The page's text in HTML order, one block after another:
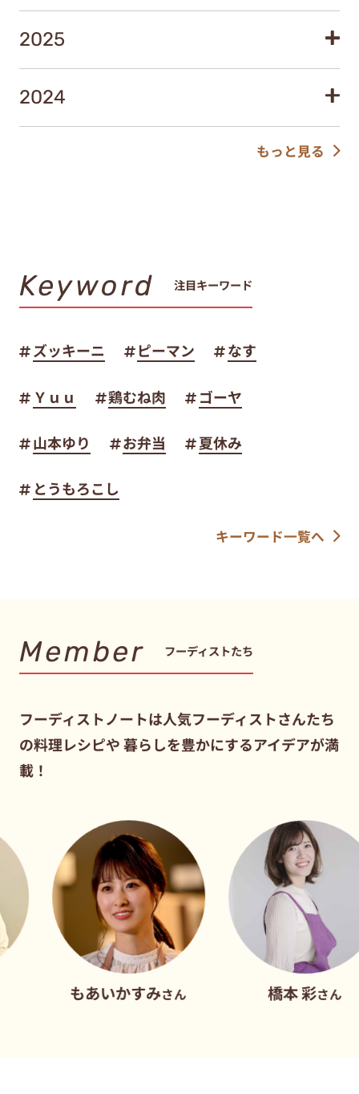
2025
2024
もっと見る
Keyword 注目キーワード
ズッキーニ ピーマン なす
Ｙｕｕ 鶏むね肉 ゴーヤ
山本ゆり お弁当 夏休み
とうもろこし
キーワード一覧へ
Member フーディストたち
フーディストノートは人気フーディストさんたち
の料理レシピや暮らしを豊かにするアイデアが満
載！
あいかすみさん